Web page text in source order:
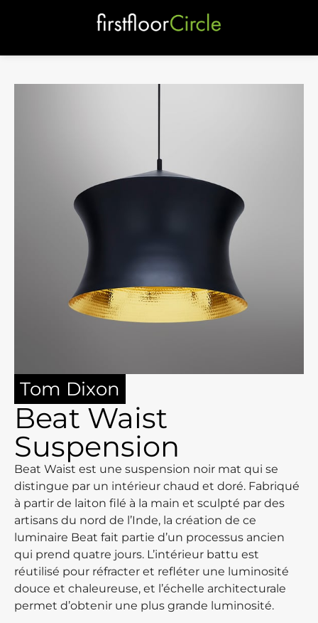
Tom Dixon
Beat Waist
Suspension
Beat Waist est une suspension noir mat qui se
distingue par un intérieur chaud et doré. Fabriqué
à partir de laiton filé à la main et sculpté par des
artisans du nord de l’Inde, la création de ce
luminaire Beat fait partie d’un processus ancien
qui prend quatre jours. L’intérieur battu est
réutilisé pour réfracter et refléter une luminosité
douce et chaleureuse, et l’échelle architecturale
permet d’obtenir une plus grande luminosité.